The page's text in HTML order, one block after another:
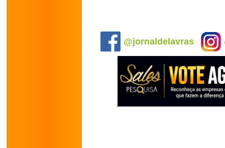
@jornaldelavras